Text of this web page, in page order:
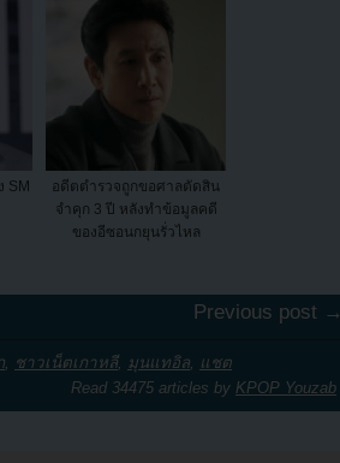
SM
อดีตตำรวจถูกขอศาลตัดสิน
จำคุก 3 ปี หลังทำข้อมูลคดี
ของอีซอนกยุนรั่วไหล
Previous post →
, ชาวเน็ตเกาหลี, มุนแทอิล, แชต
Read 34475 articles by KPOP Youzab